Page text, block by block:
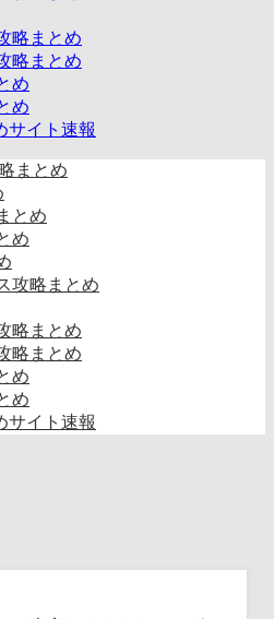
略まとめ
略まとめ
め
め
サイト速報
まとめ
とめ
め
攻略まとめ
略まとめ
略まとめ
め
め
サイト速報